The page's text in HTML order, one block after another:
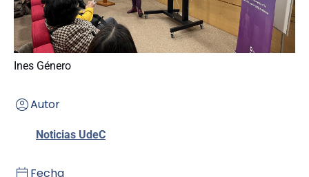
Ines Género
Autor
Noticias UdeC
Fecha